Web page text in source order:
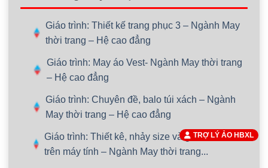
Giáo trình: Thiết kế trang phục 3 – Ngành May
thời trang – Hệ cao đẳng
Giáo trình: May áo Vest- Ngành May thời trang
– Hệ cao đẳng
Giáo trình: Chuyên đề, balo túi xách – Ngành
May thời trang – Hệ cao đẳng
Giáo trình: Thiết kê, nhảy size và giác sơ đồ
trên máy tính – Ngành May thời trang...
TRỢ LÝ ẢO HBXL